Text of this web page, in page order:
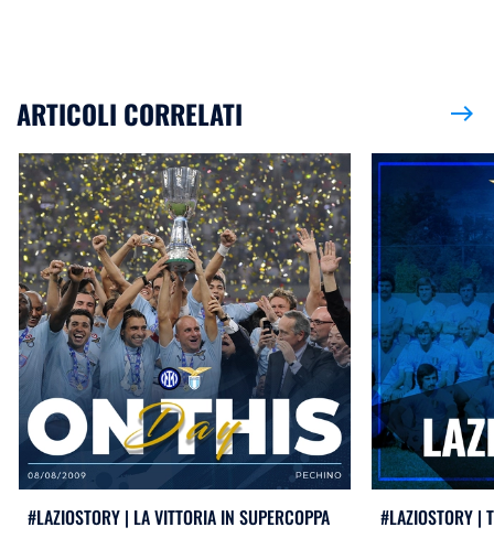
ARTICOLI CORRELATI east
#LAZIOSTORY | LA VITTORIA IN SUPERCOPPA
#LAZIOSTORY |